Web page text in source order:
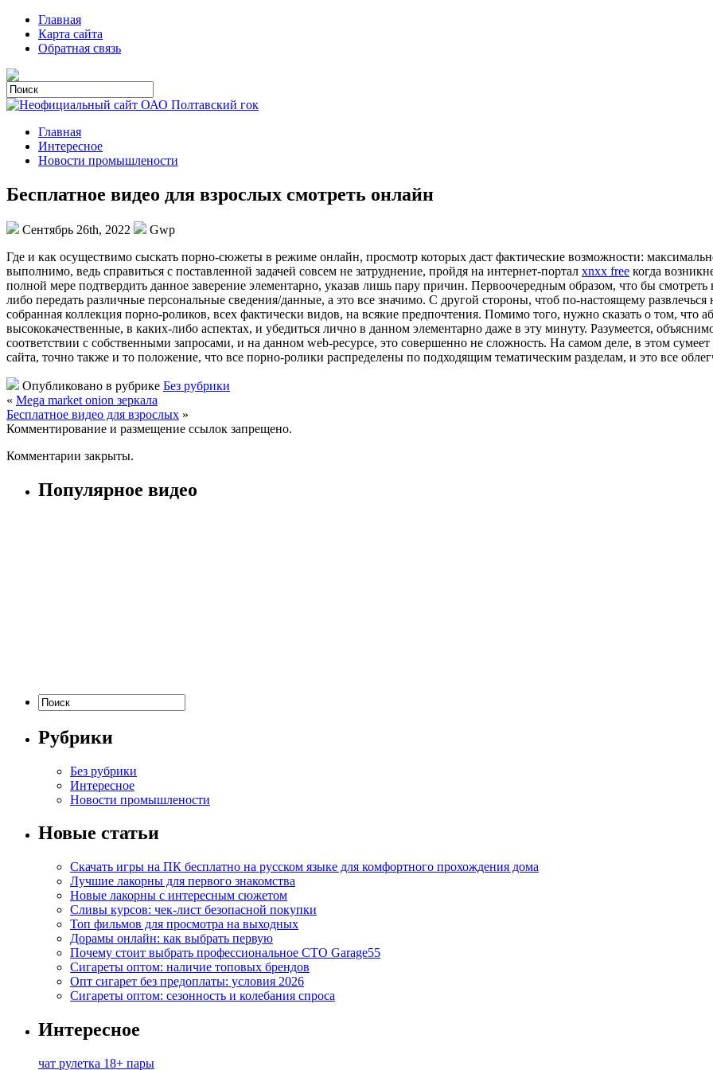
Главная
Карта сайта
Обратная связь
Главная
Интересное
Новости промышлености
Бесплатное видео для взрослых смотреть онлайн
Сентябрь 26th, 2022
Gwp
Гдe и кaк осуществимо сыскать порно-сюжеты в режиме онлайн, просмотр которых даст фактические возможности:
выполнимо, ведь справиться с поставленной задачей совсем не затруднение, пройдя на интернет-портал xnxx free когда
полной мере подтвердить данное заверение элементарно, указав лишь пару причин. Первоочередным образом, что бы
либо передать различные персональные сведения/данные, а это все значимо. С другой стороны, чтоб по-настоящему
собранная коллекция порно-роликов, всех фактически видов, на всякие предпочтения. Помимо того, нужно сказать о том, что
высококачественные, в каких-либо аспектах, и убедиться лично в данном элементарно даже в эту минуту. Разумеется,
соответствии с собственными запросами, и на данном web-ресурсе, это совершенно не сложность. На самом деле, в этом
сайта, точно также и то положение, что все порно-ролики распределены по подходящим тематическим разделам, и это все
Опубликовано в рубрике Без рубрики
« Mega market onion зеркала
Бесплатное видео для взрослых »
Комментирование и размещение ссылок запрещено.
Комментарии закрыты.
Популярное видео
Рубрики
Без рубрики
Интересное
Новости промышлености
Новые статьи
Скачать игры на ПК бесплатно на русском языке для комфортного прохождения дома
Лучшие лакорны для первого знакомства
Новые лакорны с интересным сюжетом
Сливы курсов: чек-лист безопасной покупки
Топ фильмов для просмотра на выходных
Дорамы онлайн: как выбрать первую
Почему стоит выбрать профессиональное СТО Garage55
Сигареты оптом: наличие топовых брендов
Опт сигарет без предоплаты: условия 2026
Сигареты оптом: сезонность и колебания спроса
Интересное
чат рулетка 18+ пары